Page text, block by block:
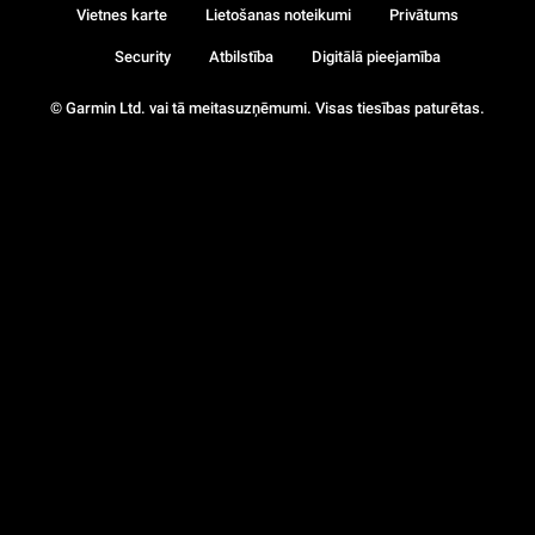
© Garmin Ltd. vai tā meitasuzņēmumi. Visas tiesības paturētas.
Vietnes karte Lietošanas noteikumi Privātums
Security Atbilstība Digitālā pieejamība